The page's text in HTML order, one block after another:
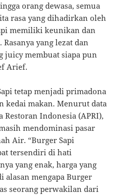
orang dewasa, semua
rasa yang dihadirkan oleh
memiliki keunikan dan
yang lezat dan
juicy membuat siapa pun
Arief.
tetap menjadi primadona
kedai makan. Menurut data
Restoran Indonesia (APRI),
mendominasi pasar
Air. “Burger Sapi
tersendiri di hati
yang enak, harga yang
alasan mengapa Burger
seorang perwakilan dari